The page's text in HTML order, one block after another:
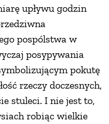
upływu godzin
pospólstwa w
posypywania
pokutę
rzeczy doczesnych,
stuleci. I nie jest to,
robiąc wielkie